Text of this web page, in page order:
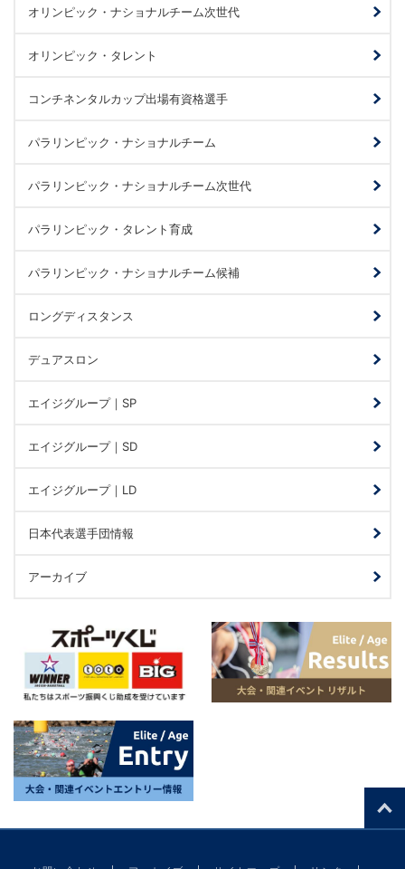
オリンピック・ナショナルチーム次世代
オリンピック・タレント
コンチネンタルカップ出場有資格選手
パラリンピック・ナショナルチーム
パラリンピック・ナショナルチーム次世代
パラリンピック・タレント育成
パラリンピック・ナショナルチーム候補
ロングディスタンス
デュアスロン
エイジグループ｜SP
エイジグループ｜SD
エイジグループ｜LD
日本代表選手団情報
アーカイブ